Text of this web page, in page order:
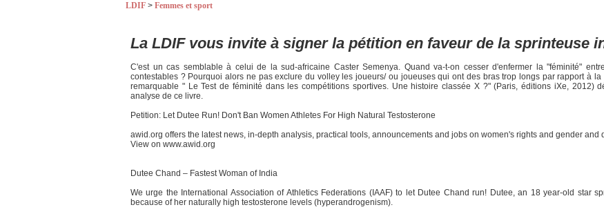
LDIF > Femmes et sport
La LDIF vous invite à signer la pétition en faveur de la sprinteuse
C'est un cas semblable à celui de la sud-africaine Caster Semenya. Quand va-t-on cesser d'enfermer la "féminité"
contestables ? Pourquoi alors ne pas exclure du volley les joueurs/ ou joueuses qui ont des bras trop longs par rapport à
remarquable " Le Test de féminité dans les compétitions sportives. Une histoire classée X ?" (Paris, éditions iXe, 2012)
analyse de ce livre.
Petition: Let Dutee Run! Don't Ban Women Athletes For High Natural Testosterone
awid.org offers the latest news, in-depth analysis, practical tools, announcements and jobs on women's rights and gender and
View on www.awid.org
Dutee Chand – Fastest Woman of India
We urge the International Association of Athletics Federations (IAAF) to let Dutee Chand run! Dutee, an 18 year-old star
because of her naturally high testosterone levels (hyperandrogenism).